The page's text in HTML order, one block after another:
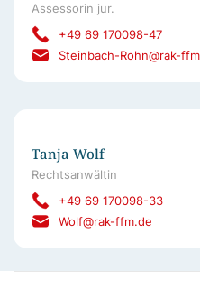
Assessorin jur.
+49 69 170098-47
Steinbach-Rohn@rak-
Tanja Wolf
Rechtsanwältin
+49 69 170098-33
Wolf@rak-ffm.de